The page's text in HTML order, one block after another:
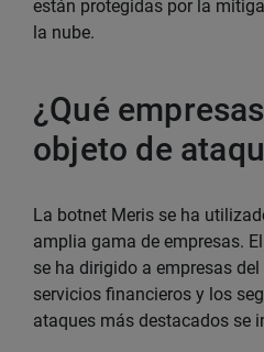
están protegidas por la
la nube.
¿Qué
objeto de
La botnet Meris se ha
amplia gama de empresas.
se ha dirigido a empresas
servicios financieros y los
ataques más destacados se